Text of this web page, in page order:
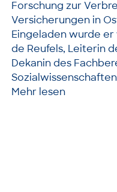
Forschung zur
Versicherungen in
Eingeladen wurde er
de Reufels, Leiterin
Dekanin des
Mehr lesen